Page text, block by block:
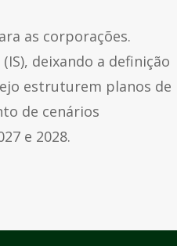
as corporações.
deixando a definição
estruturem planos de
de cenários
e 2028.